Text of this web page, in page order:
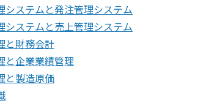
システムと発注管理システム
システムと売上管理システム
と財務会計
と企業業績管理
と製造原価